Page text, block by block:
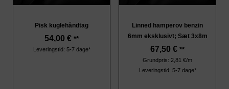
Pisk kuglehåndtag
54,00 € **
Leveringstid: 5-7 dage*
Linned hamperov benzin
6mm eksklusivt; Sæt 3x8m
67,50 € **
Grundpris: 2,81 €/m
Leveringstid: 5-7 dage*